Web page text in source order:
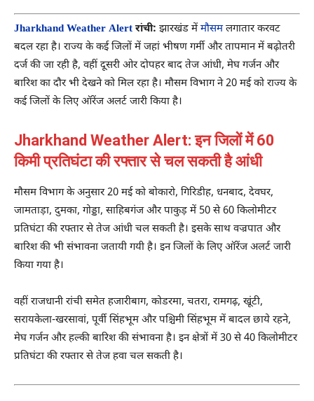
Jharkhand Weather Alert रांची: झारखंड मेंमौसमलगातार करवट
बदल रहा है। राज्य के कई जिलों में जहां भीषण गर्मी और तापमान में बढ़ोतरी
दर्ज की जा रही है, वहीं दूसरी ओर दोपहर बाद तेज आंधी, मेघ गर्जन और
बारिश का दौर भी देखने को मिल रहा है। मौसम विभाग ने 20 मई को राज्य के
कई जिलों के लिए ऑरेंज अलर्ट जारी किया है।
Jharkhand Weather Alert: इन जिलों में 60
किमी प्रतिघंटा की रफ्तार से चल सकती है आंधी
मौसम विभाग के अनुसार 20 मई को बोकारो, गिरिडीह, धनबाद, देवघर,
जामताड़ा, दुमका, गोड्डा, साहिबगंज और पाकुड़ में 50 से 60 किलोमीटर
प्रतिघंटा की रफ्तार से तेज आंधी चल सकती है। इसके साथ वज्रपात और
बारिश की भी संभावना जतायी गयी है। इन जिलों के लिए ऑरेंज अलर्ट जारी
किया गया है।
वहीं राजधानी रांची समेत हजारीबाग, कोडरमा, चतरा, रामगढ़, खूंटी,
सरायकेला-खरसावां, पूर्वी सिंहभूम और पश्चिमी सिंहभूम में बादल छाये रहने,
मेघ गर्जन और हल्की बारिश की संभावना है। इन क्षेत्रों में 30 से 40 किलोमीटर
प्रतिघंटा की रफ्तार से तेज हवा चल सकती है।